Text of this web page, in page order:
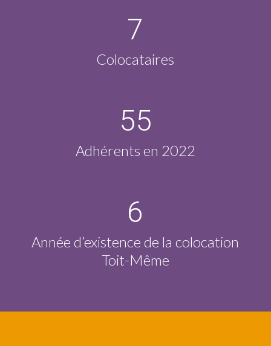
7
Colocataires
55
Adhérents en 2022
6
Année d’existence de la colocation
Toit-Même